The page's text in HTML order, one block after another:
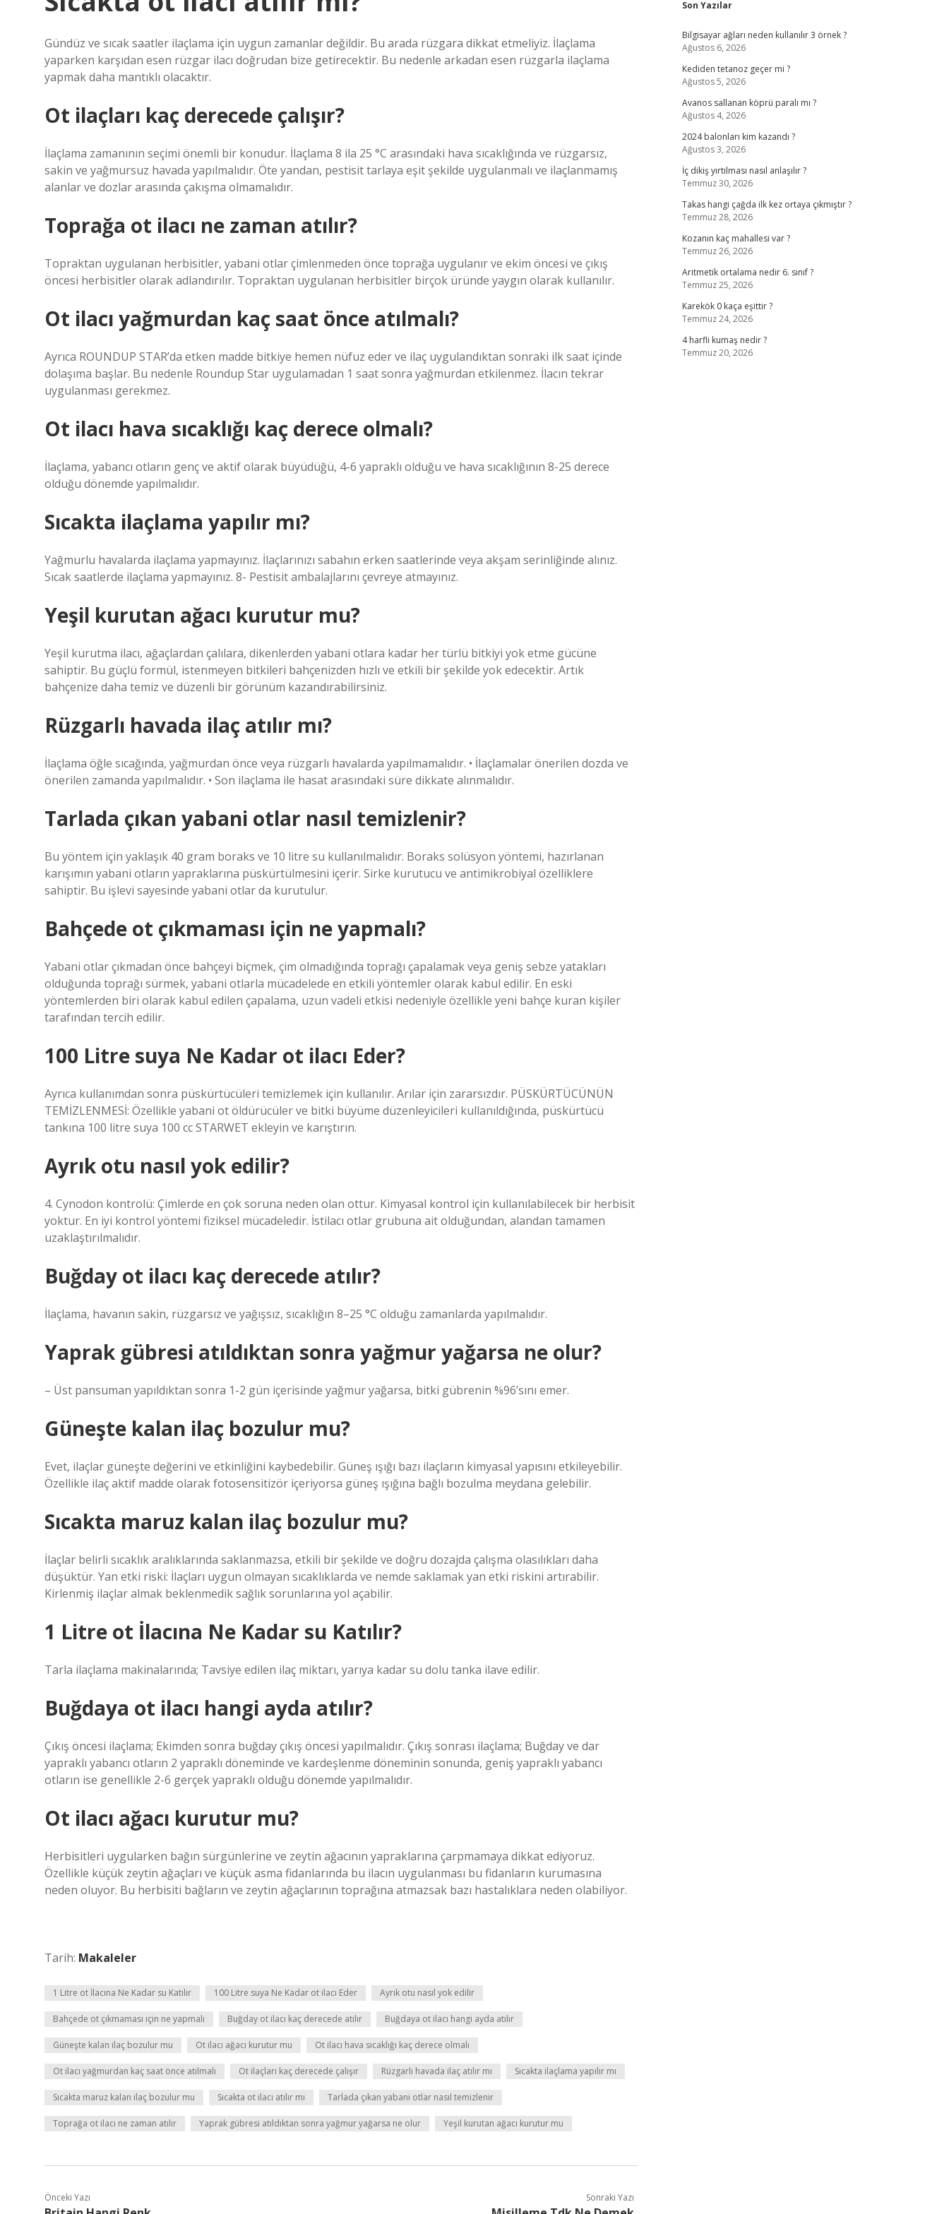
Gündüz ve sıcak saatler ilaçlama için uygun zamanlar değildir. Bu arada rüzgara dikkat etmeliyiz. İlaçlama
yaparken karşıdan esen rüzgar ilacı doğrudan bize getirecektir. Bu nedenle arkadan esen rüzgarla ilaçlama
yapmak daha mantıklı olacaktır.
Ot ilaçları kaç derecede çalışır?
İlaçlama zamanının seçimi önemli bir konudur. İlaçlama 8 ila 25 °C arasındaki hava sıcaklığında ve rüzgarsız,
sakin ve yağmursuz havada yapılmalıdır. Öte yandan, pestisit tarlaya eşit şekilde uygulanmalı ve ilaçlanmamış
alanlar ve dozlar arasında çakışma olmamalıdır.
Toprağa ot ilacı ne zaman atılır?
Topraktan uygulanan herbisitler, yabani otlar çimlenmeden önce toprağa uygulanır ve ekim öncesi ve çıkış
öncesi herbisitler olarak adlandırılır. Topraktan uygulanan herbisitler birçok üründe yaygın olarak kullanılır.
Ot ilacı yağmurdan kaç saat önce atılmalı?
Ayrıca ROUNDUP STAR’da etken madde bitkiye hemen nüfuz eder ve ilaç uygulandıktan sonraki ilk saat içinde
dolaşıma başlar. Bu nedenle Roundup Star uygulamadan 1 saat sonra yağmurdan etkilenmez. İlacın tekrar
uygulanması gerekmez.
Ot ilacı hava sıcaklığı kaç derece olmalı?
İlaçlama, yabancı otların genç ve aktif olarak büyüdüğü, 4-6 yapraklı olduğu ve hava sıcaklığının 8-25 derece
olduğu dönemde yapılmalıdır.
Sıcakta ilaçlama yapılır mı?
Yağmurlu havalarda ilaçlama yapmayınız. İlaçlarınızı sabahın erken saatlerinde veya akşam serinliğinde alınız.
Sıcak saatlerde ilaçlama yapmayınız. 8- Pestisit ambalajlarını çevreye atmayınız.
Yeşil kurutan ağacı kurutur mu?
Yeşil kurutma ilacı, ağaçlardan çalılara, dikenlerden yabani otlara kadar her türlü bitkiyi yok etme gücüne
sahiptir. Bu güçlü formül, istenmeyen bitkileri bahçenizden hızlı ve etkili bir şekilde yok edecektir. Artık
bahçenize daha temiz ve düzenli bir görünüm kazandırabilirsiniz.
Rüzgarlı havada ilaç atılır mı?
İlaçlama öğle sıcağında, yağmurdan önce veya rüzgarlı havalarda yapılmamalıdır. • İlaçlamalar önerilen dozda ve
önerilen zamanda yapılmalıdır. • Son ilaçlama ile hasat arasındaki süre dikkate alınmalıdır.
Tarlada çıkan yabani otlar nasıl temizlenir?
Bu yöntem için yaklaşık 40 gram boraks ve 10 litre su kullanılmalıdır. Boraks solüsyon yöntemi, hazırlanan
karışımın yabani otların yapraklarına püskürtülmesini içerir. Sirke kurutucu ve antimikrobiyal özelliklere
sahiptir. Bu işlevi sayesinde yabani otlar da kurutulur.
Bahçede ot çıkmaması için ne yapmalı?
Yabani otlar çıkmadan önce bahçeyi biçmek, çim olmadığında toprağı çapalamak veya geniş sebze yatakları
olduğunda toprağı sürmek, yabani otlarla mücadelede en etkili yöntemler olarak kabul edilir. En eski
yöntemlerden biri olarak kabul edilen çapalama, uzun vadeli etkisi nedeniyle özellikle yeni bahçe kuran kişiler
tarafından tercih edilir.
100 Litre suya Ne Kadar ot ilacı Eder?
Ayrıca kullanımdan sonra püskürtücüleri temizlemek için kullanılır. Arılar için zararsızdır. PÜSKÜRTÜCÜNÜN
TEMİZLENMESİ: Özellikle yabani ot öldürücüler ve bitki büyüme düzenleyicileri kullanıldığında, püskürtücü
tankına 100 litre suya 100 cc STARWET ekleyin ve karıştırın.
Ayrık otu nasıl yok edilir?
4. Cynodon kontrolü: Çimlerde en çok soruna neden olan ottur. Kimyasal kontrol için kullanılabilecek bir herbisit
yoktur. En iyi kontrol yöntemi fiziksel mücadeledir. İstilacı otlar grubuna ait olduğundan, alandan tamamen
uzaklaştırılmalıdır.
Buğday ot ilacı kaç derecede atılır?
İlaçlama, havanın sakin, rüzgarsız ve yağışsız, sıcaklığın 8–25 °C olduğu zamanlarda yapılmalıdır.
Yaprak gübresi atıldıktan sonra yağmur yağarsa ne olur?
– Üst pansuman yapıldıktan sonra 1-2 gün içerisinde yağmur yağarsa, bitki gübrenin %96’sını emer.
Güneşte kalan ilaç bozulur mu?
Evet, ilaçlar güneşte değerini ve etkinliğini kaybedebilir. Güneş ışığı bazı ilaçların kimyasal yapısını etkileyebilir.
Özellikle ilaç aktif madde olarak fotosensitizör içeriyorsa güneş ışığına bağlı bozulma meydana gelebilir.
Sıcakta maruz kalan ilaç bozulur mu?
İlaçlar belirli sıcaklık aralıklarında saklanmazsa, etkili bir şekilde ve doğru dozajda çalışma olasılıkları daha
düşüktür. Yan etki riski: İlaçları uygun olmayan sıcaklıklarda ve nemde saklamak yan etki riskini artırabilir.
Kirlenmiş ilaçlar almak beklenmedik sağlık sorunlarına yol açabilir.
1 Litre ot İlacına Ne Kadar su Katılır?
Tarla ilaçlama makinalarında; Tavsiye edilen ilaç miktarı, yarıya kadar su dolu tanka ilave edilir.
Buğdaya ot ilacı hangi ayda atılır?
Çıkış öncesi ilaçlama; Ekimden sonra buğday çıkış öncesi yapılmalıdır. Çıkış sonrası ilaçlama; Buğday ve dar
yapraklı yabancı otların 2 yapraklı döneminde ve kardeşlenme döneminin sonunda, geniş yapraklı yabancı
otların ise genellikle 2-6 gerçek yapraklı olduğu dönemde yapılmalıdır.
Ot ilacı ağacı kurutur mu?
Herbisitleri uygularken bağın sürgünlerine ve zeytin ağacının yapraklarına çarpmamaya dikkat ediyoruz.
Özellikle küçük zeytin ağaçları ve küçük asma fidanlarında bu ilacın uygulanması bu fidanların kurumasına
neden oluyor. Bu herbisiti bağların ve zeytin ağaçlarının toprağına atmazsak bazı hastalıklara neden olabiliyor.
Tarih: Makaleler
1 Litre ot İlacına Ne Kadar su Katılır 100 Litre suya Ne Kadar ot ilacı Eder Ayrık otu nasıl yok edilir
Bahçede ot çıkmaması için ne yapmalı Buğday ot ilacı kaç derecede atılır Buğdaya ot ilacı hangi ayda atılır
Güneşte kalan ilaç bozulur mu Ot ilacı ağacı kurutur mu Ot ilacı hava sıcaklığı kaç derece olmalı
Ot ilacı yağmurdan kaç saat önce atılmalı Ot ilaçları kaç derecede çalışır Rüzgarlı havada ilaç atılır mı Sıcakta ilaçlama yapılır mı
Sıcakta maruz kalan ilaç bozulur mu Sıcakta ot ilacı atılır mı Tarlada çıkan yabani otlar nasıl temizlenir
Toprağa ot ilacı ne zaman atılır Yaprak gübresi atıldıktan sonra yağmur yağarsa ne olur Yeşil kurutan ağacı kurutur mu
Önceki Yazı Sonraki Yazı
Son Yazılar
Bilgisayar ağları neden kullanılır 3 örnek ?
Ağustos 6, 2026
Kediden tetanoz geçer mi ?
Ağustos 5, 2026
Avanos sallanan köprü paralı mı ?
Ağustos 4, 2026
2024 balonları kim kazandı ?
Ağustos 3, 2026
İç dikiş yırtılması nasıl anlaşılır ?
Temmuz 30, 2026
Takas hangi çağda ilk kez ortaya çıkmıştır ?
Temmuz 28, 2026
Kozanın kaç mahallesi var ?
Temmuz 26, 2026
Aritmetik ortalama nedir 6. sınıf ?
Temmuz 25, 2026
Karekök 0 kaça eşittir ?
Temmuz 24, 2026
4 harfli kumaş nedir ?
Temmuz 20, 2026